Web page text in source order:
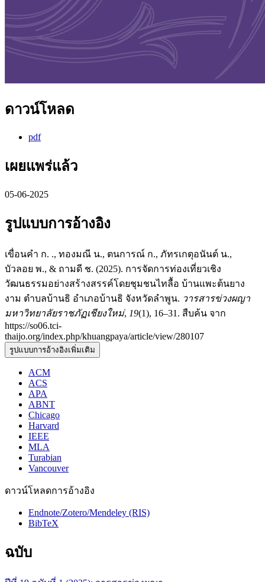
ดาวน์โหลด
pdf
เผยแพร่แล้ว
05-06-2025
รูปแบบการอ้างอิง
เขื่อนคำ ก. ., ทองมณี น., ตนการณ์ ก., ภัทรเกตุอนันต์ น.,
บัวลอย พ., & ถามดี ช. (2025). การจัดการท่องเที่ยวเชิง
วัฒนธรรมอย่างสร้างสรรค์โดยชุมชนไทลื้อ บ้านแพะต้นยาง
งาม ตำบลบ้านธิ อำเภอบ้านธิ จังหวัดลำพูน. วารสารข่วงผญา
มหาวิทยาลัยราชภัฏเชียงใหม่, 19(1), 16–31. สืบค้น จาก
https://so06.tci-
thaijo.org/index.php/khuangpaya/article/view/280107
รูปแบบการอ้างอิงเพิ่มเติม
ACM
ACS
APA
ABNT
Chicago
Harvard
IEEE
MLA
Turabian
Vancouver
ดาวน์โหลดการอ้างอิง
Endnote/Zotero/Mendeley (RIS)
BibTeX
ฉบับ